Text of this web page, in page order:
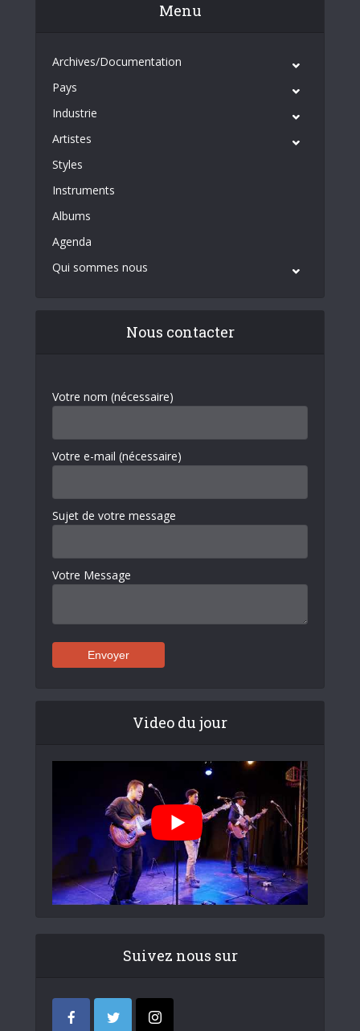
Menu
Archives/Documentation
Pays
Industrie
Artistes
Styles
Instruments
Albums
Agenda
Qui sommes nous
Nous contacter
Votre nom (nécessaire)
Votre e-mail (nécessaire)
Sujet de votre message
Votre Message
Video du jour
Suivez nous sur